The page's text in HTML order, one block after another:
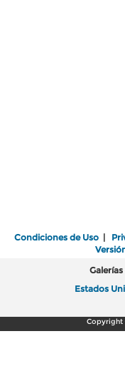
Condiciones de Uso |
Estados
Copyright